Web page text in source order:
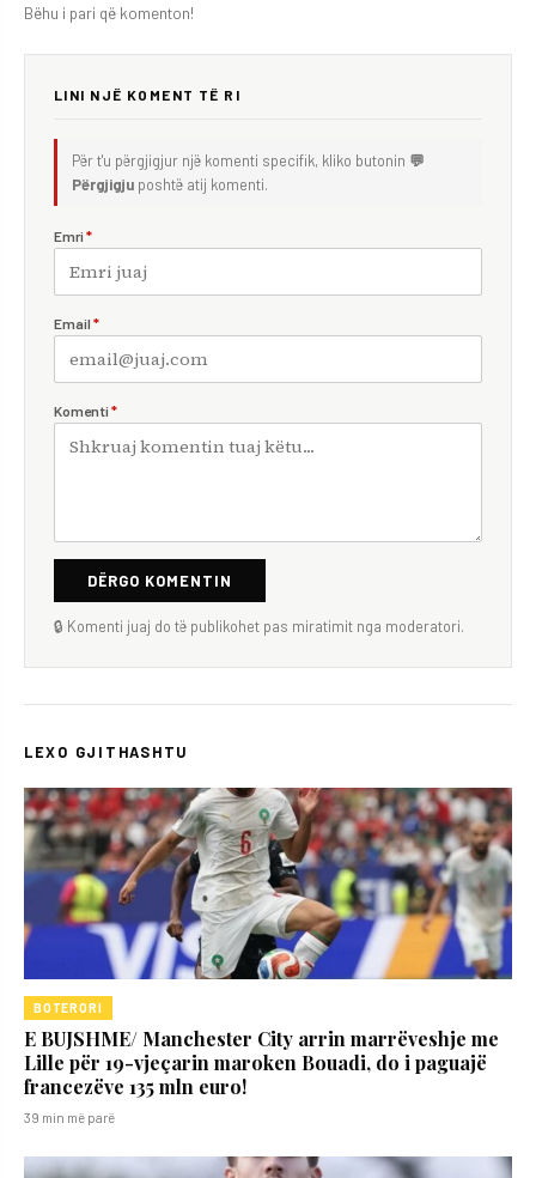
Bëhu i pari që komenton!
LINI NJË KOMENT TË RI
Për t'u përgjigjur një komenti specifik, kliko butonin 💬
Përgjigju poshtë atij komenti.
Emri *
Email *
Komenti *
DËRGO KOMENTIN
🔒 Komenti juaj do të publikohet pas miratimit nga moderatori.
LEXO GJITHASHTU
BOTERORI
E BUJSHME/ Manchester City arrin marrëveshje me
Lille për 19-vjeçarin maroken Bouadi, do i paguajë
francezëve 135 mln euro!
39 min më parë